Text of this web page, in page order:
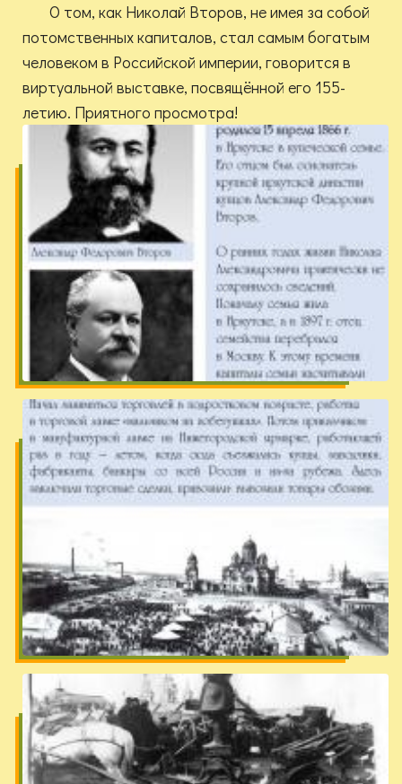
О том, как Николай Второв, не имея за собой
потомственных капиталов, стал самым богатым
человеком в Российской империи, говорится в
виртуальной выставке, посвящённой его 155-
летию. Приятного просмотра!